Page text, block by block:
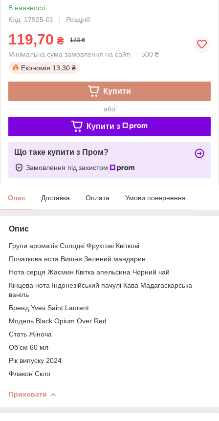
В наявності
Код: 17925-01
Роздріб
119,70 ₴ 133 ₴
Мінімальна сума замовлення на сайті — 500 ₴
Економія 13.30 ₴
Купити
або
Купити з
Що таке купити з Пром?
Замовлення під захистом
Опис Доставка Оплата Умови повернення
Опис
Групи ароматів Солодкі Фруктові Квіткові
Початкова нота Вишня Зелений мандарин
Нота серця Жасмин Квітка апельсина Чорний чай
Кінцева нота Індонезійський пачулі Кава Мадагаскарська
ваніль
Бренд Yves Saint Laurent
Модель Black Opium Over Red
Стать Жіноча
Об'єм 60 мл
Рік випуску 2024
Флакон Скло
Приховати